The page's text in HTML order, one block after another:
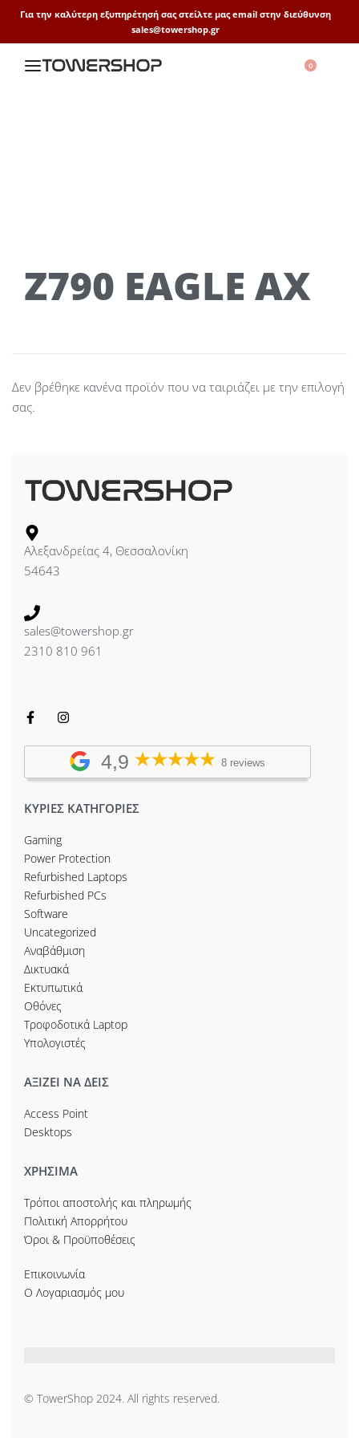
Για την καλύτερη εξυπηρέτησή σας στείλτε μας email στην διεύθυνση
sales@towershop.gr
0
Z790 EAGLE AX
Δεν βρέθηκε κανένα προϊόν που να ταιριάζει με την επιλογή
σας.
Αλεξανδρείας 4, Θεσσαλονίκη
54643
sales@towershop.gr
2310 810 961
4,9 8 reviews
ΚΥΡΙΕΣ ΚΑΤΗΓΟΡΙΕΣ
Gaming
Power Protection
Refurbished Laptops
Refurbished PCs
Software
Uncategorized
Αναβάθμιση
Δικτυακά
Εκτυπωτικά
Οθόνες
Τροφοδοτικά Laptop
Υπολογιστές
ΑΞΙΖΕΙ ΝΑ ΔΕΙΣ
Access Point
Desktops
ΧΡΗΣΙΜΑ
Τρόποι αποστολής και πληρωμής
Πολιτική Απορρήτου
Όροι & Προϋποθέσεις
Επικοινωνία
Ο Λογαριασμός μου
© TowerShop 2024. All rights reserved.